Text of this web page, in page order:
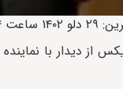
از دیدار با